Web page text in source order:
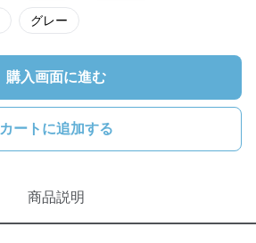
グレー
購入画面に進む
カートに追加する
商品説明